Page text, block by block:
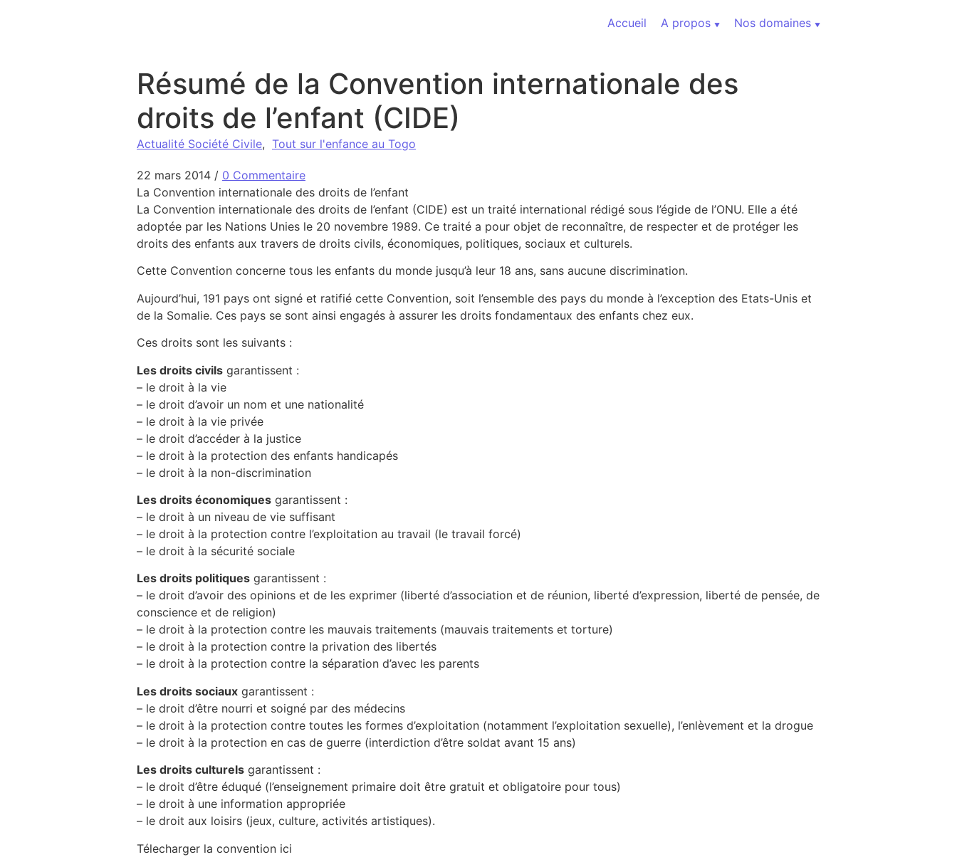
Accueil
A propos Nos domaines
Résumé de la Convention internationale des
droits de l’enfant (CIDE)
Actualité Société Civile, Tout sur l'enfance au Togo
22 mars 2014 / 0 Commentaire
La Convention internationale des droits de l’enfant
La Convention internationale des droits de l’enfant (CIDE) est un traité international rédigé sous l’égide de l’ONU. Elle a été
adoptée par les Nations Unies le 20 novembre 1989. Ce traité a pour objet de reconnaître, de respecter et de protéger les
droits des enfants aux travers de droits civils, économiques, politiques, sociaux et culturels.
Cette Convention concerne tous les enfants du monde jusqu’à leur 18 ans, sans aucune discrimination.
Aujourd’hui, 191 pays ont signé et ratifié cette Convention, soit l’ensemble des pays du monde à l’exception des Etats-Unis et
de la Somalie. Ces pays se sont ainsi engagés à assurer les droits fondamentaux des enfants chez eux.
Ces droits sont les suivants :
Les droits civils garantissent :
– le droit à la vie
– le droit d’avoir un nom et une nationalité
– le droit à la vie privée
– le droit d’accéder à la justice
– le droit à la protection des enfants handicapés
– le droit à la non-discrimination
Les droits économiques garantissent :
– le droit à un niveau de vie suffisant
– le droit à la protection contre l’exploitation au travail (le travail forcé)
– le droit à la sécurité sociale
Les droits politiques garantissent :
– le droit d’avoir des opinions et de les exprimer (liberté d’association et de réunion, liberté d’expression, liberté de pensée, de
conscience et de religion)
– le droit à la protection contre les mauvais traitements (mauvais traitements et torture)
– le droit à la protection contre la privation des libertés
– le droit à la protection contre la séparation d’avec les parents
Les droits sociaux garantissent :
– le droit d’être nourri et soigné par des médecins
– le droit à la protection contre toutes les formes d’exploitation (notamment l’exploitation sexuelle), l’enlèvement et la drogue
– le droit à la protection en cas de guerre (interdiction d’être soldat avant 15 ans)
Les droits culturels garantissent :
– le droit d’être éduqué (l’enseignement primaire doit être gratuit et obligatoire pour tous)
– le droit à une information appropriée
– le droit aux loisirs (jeux, culture, activités artistiques).
Télecharger la convention ici